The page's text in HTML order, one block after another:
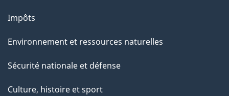
Impôts
Environnement et ressources naturelles
Sécurité nationale et défense
Culture, histoire et sport